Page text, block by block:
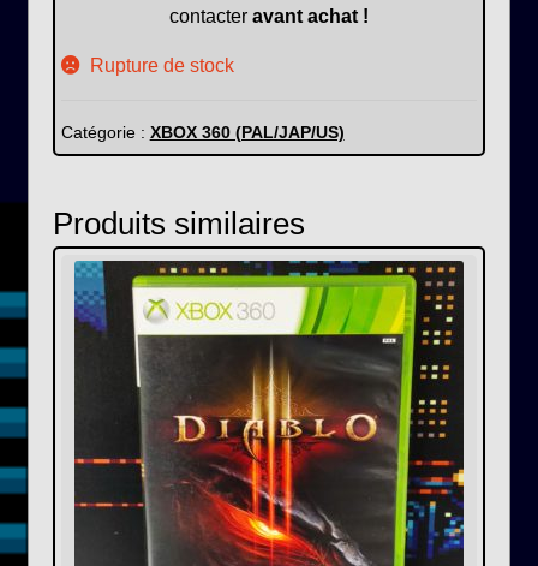
contacter avant achat !
Rupture de stock
Catégorie : XBOX 360 (PAL/JAP/US)
Produits similaires